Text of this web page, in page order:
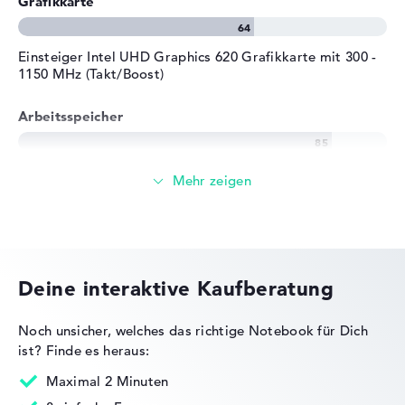
Einsteiger Intel UHD Graphics 620 Grafikkarte mit 300 -
1150 MHz (Takt/Boost)
Arbeitsspeicher
Großer 16 GB (1 x 16 GB, 1 x Frei) Arbeitspeicher - DDR4
SDRAM - PC4-19200 - 2400 MHz
Mittelgroßer 512 GB SSD Speicher
Mobilität
Deine interaktive Kaufberatung
Noch unsicher, welches das richtige Notebook für Dich
ist? Finde es heraus:
Maximal 2 Minuten